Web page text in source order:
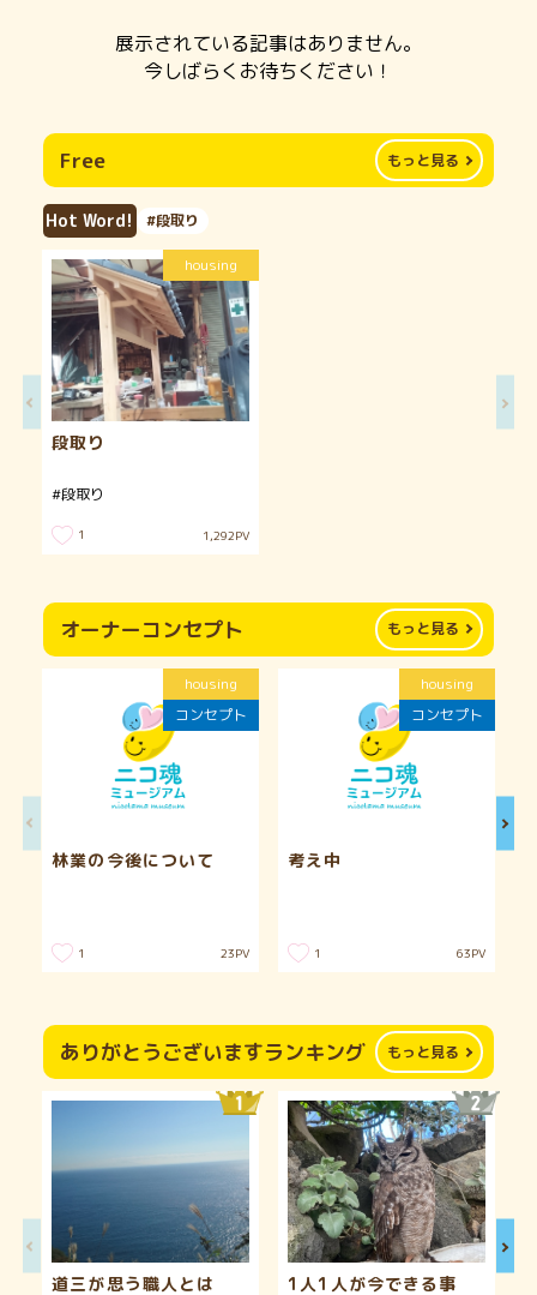
展示されている記事はありません。
今しばらくお待ちください！
Free もっと見る
Hot Word! #段取り
段取り
#段取り
1 1,292PV
housing
オーナーコンセプト もっと見る
林業の今後について
1 23PV
housing
コンセプト
考え中
1 63PV
housing
コンセプト
ありがとうございますランキング もっと見る
道三が思う職人とは 1人1人が今できる事